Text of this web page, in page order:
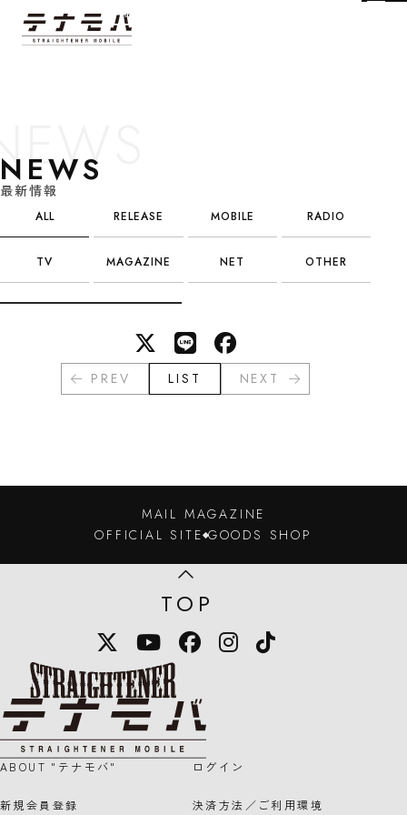
NEWS
最新情報
ALL RELEASE MOBILE RADIO
TV MAGAZINE NET OTHER
PREV LIST NEXT
MAIL MAGAZINE
OFFICIAL SITE GOODS SHOP
TOP
X
YouTube
Facebook
Instagram
TikTok
STRAIGHTENER テナモバのロゴマー
ABOUT "テナモバ" ログイン
新規会員登録 決済方法／ご利用環境